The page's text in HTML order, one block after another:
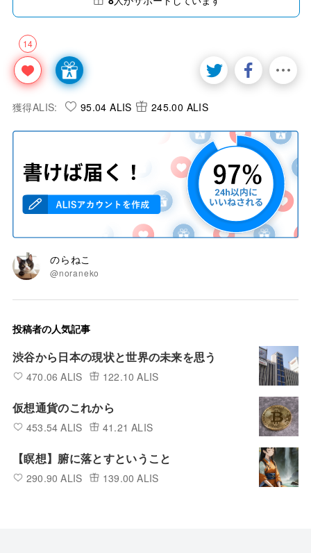
14
獲得ALIS: 95.04 ALIS 245.00 ALIS
のらねこ
@noraneko
投稿者の人気記事
渋谷から日本の現状と世界の未来を思う
470.06 ALIS 122.10 ALIS
仮想通貨のこれから
453.54 ALIS 41.21 ALIS
【瞑想】腑に落とすということ
290.90 ALIS 139.00 ALIS